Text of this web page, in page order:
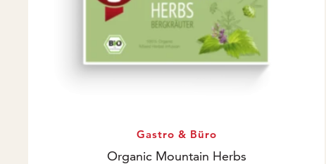
Gastro & Büro
Organic Mountain Herbs